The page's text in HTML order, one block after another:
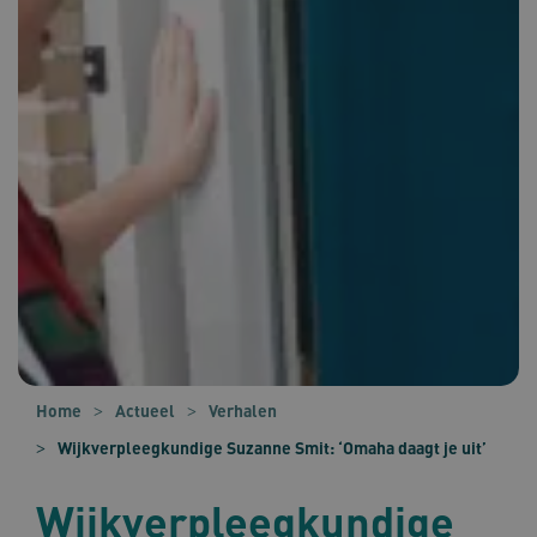
Home Actueel
Verhalen
Wijkverpleegkundige Suzanne Smit: ‘Omaha daagt je uit’
Wijkverpleegkundige